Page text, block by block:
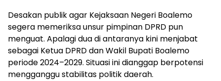
Desakan publik agar Kejaksaan Negeri Boalemo
segera memeriksa unsur pimpinan DPRD pun
menguat. Apalagi dua di antaranya kini menjabat
sebagai Ketua DPRD dan Wakil Bupati Boalemo
periode 2024–2029. Situasi ini dianggap berpotensi
mengganggu stabilitas politik daerah.